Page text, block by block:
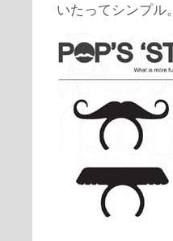
いたってシンプル。